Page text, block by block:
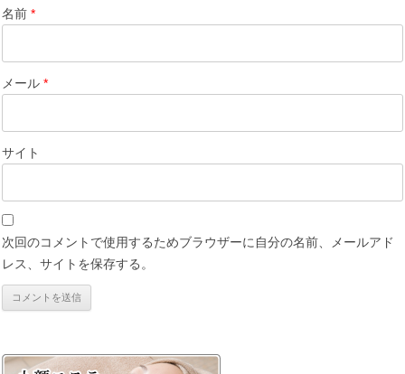
名前 *
メール *
サイト
次回のコメントで使用するためブラウザーに自分の名前、メールアド
レス、サイトを保存する。